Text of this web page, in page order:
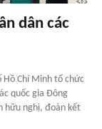
dân các
Hồ Chí Minh tổ chức
quốc gia Đông
hữu nghị, đoàn kết